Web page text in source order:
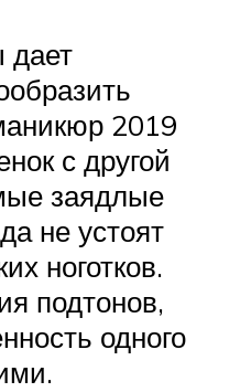
дает
2019
с другой
заядлые
не устоят
ноготков.
подтонов,
одного